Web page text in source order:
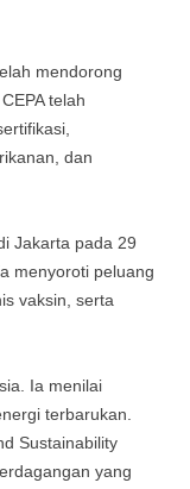
mendorong
telah
dan
Jakarta pada 29
menyoroti peluang
vaksin, serta
Ia menilai
terbarukan.
Sustainability
yang